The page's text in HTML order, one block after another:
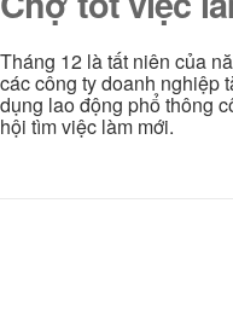
Tháng 12 là tất niên của
các công ty doanh nghiệp
dụng lao động phổ thông
hội tìm việc làm mới.